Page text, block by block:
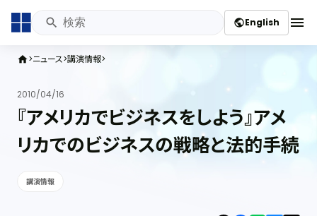
publicEnglish menu
home ニュース 講演情報
2010/04/16
『アメリカでビジネスをしよう』アメ
リカでのビジネスの戦略と法的手続
講演情報